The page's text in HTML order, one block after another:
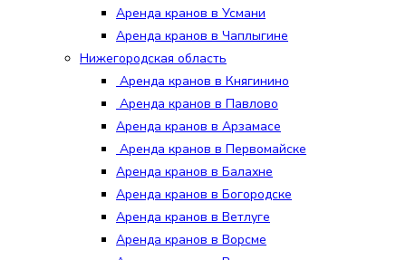
Аренда кранов в Усмани
Аренда кранов в Чаплыгине
Нижегородская область
Аренда кранов в Княгинино
Аренда кранов в Павлово
Аренда кранов в Арзамасе
Аренда кранов в Первомайске
Аренда кранов в Балахне
Аренда кранов в Богородске
Аренда кранов в Ветлуге
Аренда кранов в Ворсме